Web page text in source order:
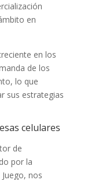
en
en los
de los
lo que
sus estrategias
celulares
de
por la
nos